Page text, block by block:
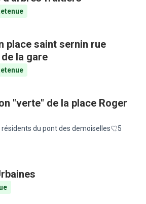
place saint sernin rue
la gare
"verte" de la place Roger
du pont des demoiselles
5